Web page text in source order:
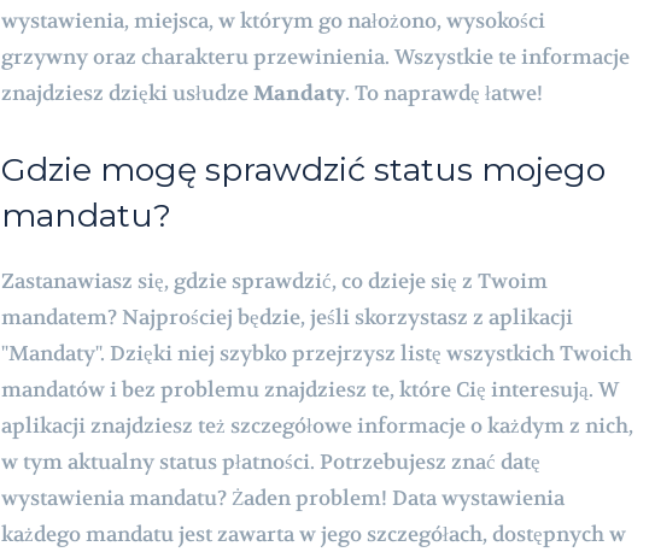
wystawienia, miejsca, w którym go nałożono, wysokości
grzywny oraz charakteru przewinienia. Wszystkie te informacje
znajdziesz dzięki usłudzeMandaty. To naprawdę łatwe!
Gdzie mogę sprawdzić status mojego
mandatu?
Zastanawiasz się, gdzie sprawdzić, co dzieje się z Twoim
mandatem? Najprościej będzie, jeśli skorzystasz z aplikacji
"Mandaty". Dzięki niej szybko przejrzysz listę wszystkich Twoich
mandatów i bez problemu znajdziesz te, które Cię interesują. W
aplikacji znajdziesz też szczegółowe informacje o każdym z nich,
w tym aktualny status płatności. Potrzebujesz znać datę
wystawienia mandatu? Żaden problem! Data wystawienia
każdego mandatu jest zawarta w jego szczegółach, dostępnych w